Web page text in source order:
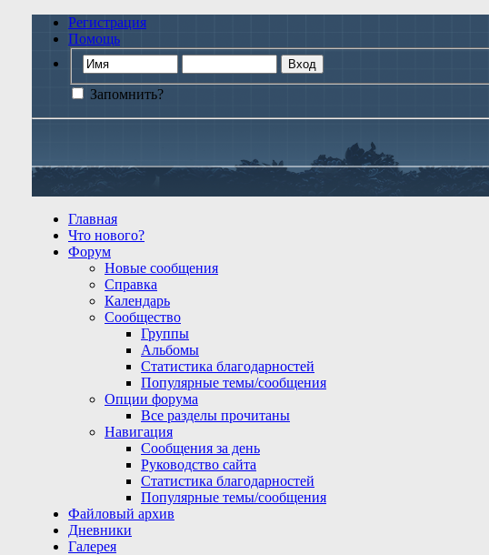
Регистрация
Помощь
Запомнить?
Главная
Что нового?
Форум
Новые сообщения
Справка
Календарь
Сообщество
Группы
Альбомы
Статистика благодарностей
Популярные темы/сообщения
Опции форума
Все разделы прочитаны
Навигация
Сообщения за день
Руководство сайта
Статистика благодарностей
Популярные темы/сообщения
Файловый архив
Дневники
Галерея